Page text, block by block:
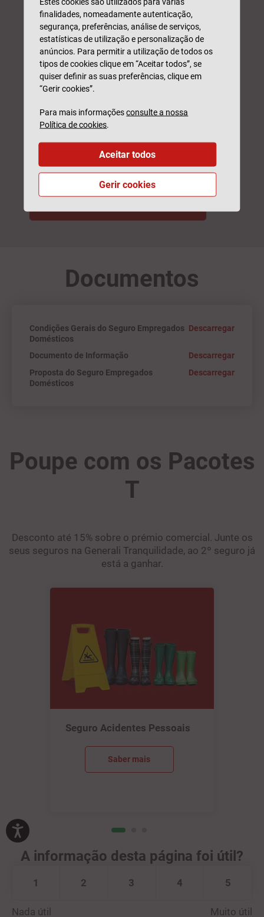
N.º Telefone*
Email
Este formulário é protegido pelo reCAPTCHA, pela
privacidadeeTermos de Utilização
Li e compreendi como serão
dados.
Documentos
Condições Gerais do Seguro Empregados
Domésticos
Descarregar
Documento de Informação
Descarregar
Proposta do Seguro Empregados
Domésticos
Descarregar
Poupe com os Pacotes
T
Desconto até 15% sobre o prémio comercial. Junte os
seus seguros na Generali Tranquilidade, ao 2º seguro já
está a ganhar.
Seguro Acidentes Pessoais
Saber mais
A informação desta página foi útil?
Nada útil
1 2 3 4 5
Muito útil
finalidades, nomeadamente autenticação,
segurança, preferências, análise de serviços,
estatísticas de utilização e personalização de
anúncios. Para permitir a utilização de todos os
tipos de cookies clique em “Aceitar todos”, se
quiser definir as suas preferências, clique em
“Gerir cookies”.
Para mais informaçõesconsulte a nossa
Política de cookies.
Gerir cookies
Aceitar todos